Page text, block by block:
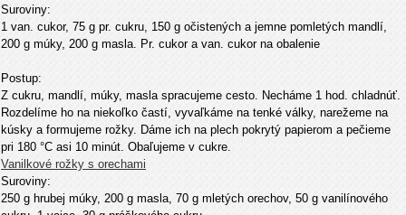
Suroviny:
1 van. cukor, 75 g pr. cukru, 150 g očistených a jemne pomletých mandlí,
200 g múky, 200 g masla. Pr. cukor a van. cukor na obalenie
Postup:
Z cukru, mandlí, múky, masla spracujeme cesto. Necháme 1 hod. chladnúť.
Rozdelíme ho na niekoľko častí, vyvaľkáme na tenké války, narežeme na
kúsky a formujeme rožky. Dáme ich na plech pokrytý papierom a pečieme
pri 180 °C asi 10 minút. Obaľujeme v cukre.
Vanilkové rožky s orechami
Suroviny:
250 g hrubej múky, 200 g masla, 70 g mletých orechov, 50 g vanilínového